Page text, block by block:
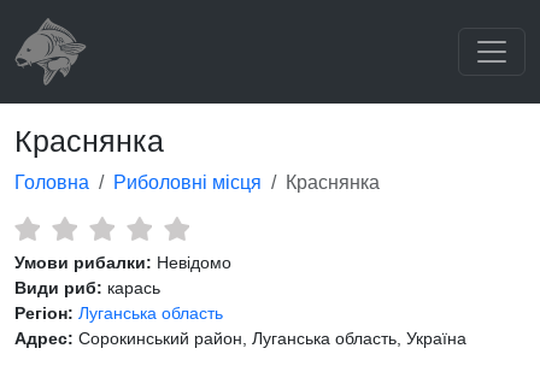
Краснянка
Головна Риболовні місця Краснянка
Умови рибалки: Невідомо
Види риб: карась
Регіон: Луганська область
Адрес: Сорокинський район, Луганська область, Україна